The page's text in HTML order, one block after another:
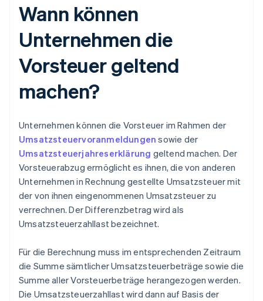
Wann können
Unternehmen die
Vorsteuer geltend
machen?
Unternehmen können die Vorsteuer im Rahmen der
Umsatzsteuervoranmeldungen sowie der
Umsatzsteuerjahreserklärung geltend machen. Der
Vorsteuerabzug ermöglicht es ihnen, die von anderen
Unternehmen in Rechnung gestellte Umsatzsteuer mit
der von ihnen eingenommenen Umsatzsteuer zu
verrechnen. Der Differenzbetrag wird als
Umsatzsteuerzahllast bezeichnet.
Für die Berechnung muss im entsprechenden Zeitraum
die Summe sämtlicher Umsatzsteuerbeträge sowie die
Summe aller Vorsteuerbeträge herangezogen werden.
Die Umsatzsteuerzahllast wird dann auf Basis der